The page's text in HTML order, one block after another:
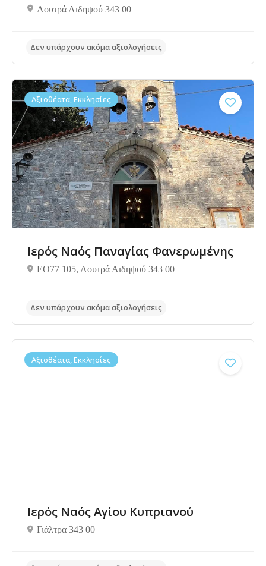
Λουτρά Αιδηψού 343 00
Δεν υπάρχουν ακόμα αξιολογήσεις
Αξιοθέατα, Εκκλησίες
Ιερός Ναός Παναγίας Φανερωμένης
ΕΟ77 105, Λουτρά Αιδηψού 343 00
Αξιοθέατα, Εκκλησίες
Ιερός Ναός Αγίου Κυπριανού
Γιάλτρα 343 00